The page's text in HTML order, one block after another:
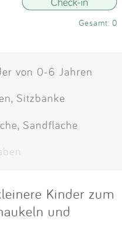
Gesamt: 0
von 0-6 Jahren
Sitzbänke
Sandfläche
Kinder zum
und